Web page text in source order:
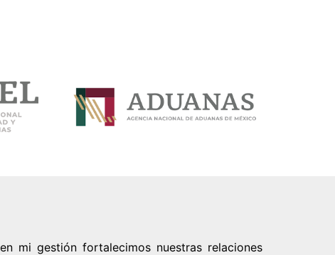
mi gestión fortalecimos nuestras relaciones